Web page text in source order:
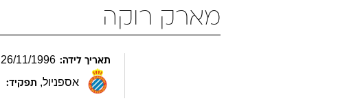
מארק רוקה
תאריך לידה: 26/11/1996
אספניול, תפקיד: